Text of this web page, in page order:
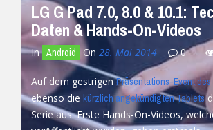
LG G Pad 7.0, 8.0 & 10.1:
Daten & Hands-On-Videos
In Android On 28. Mai 2014 0
Auf dem gestrigenPräsentations-Event des
ebenso die kürzlich angekündigten Tablets
Serie aus. Erste Hands-On-Videos,